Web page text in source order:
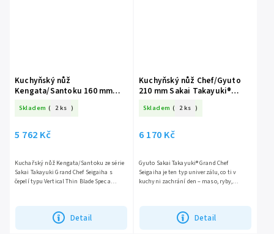
Kuchyňský nůž
Kengata/Santoku 160 mm
Seigaiha
Skladem ( 2 ks )
5 762 Kč
Detail
Kuchařský nůž Kengata/Santoku ze série
Sakai Takayuki Grand Chef Seigaiha s
čepelí typu Vertical Thin Blade Spec a
Kuchyňský nůž Chef/Gyuto
210 mm Sakai Takayuki®
Skladem ( 2 ks )
6 170 Kč
Detail
Gyuto Sakai Takayuki® Grand Chef
Seigaiha je ten typ univerzálu, co ti v
kuchyni zachrání den – maso, ryby,